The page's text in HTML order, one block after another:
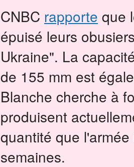
CNBC rapporte que
épuisé leurs
Ukraine". La
de 155 mm est
Blanche cherche à
produisent
quantité que
semaines.